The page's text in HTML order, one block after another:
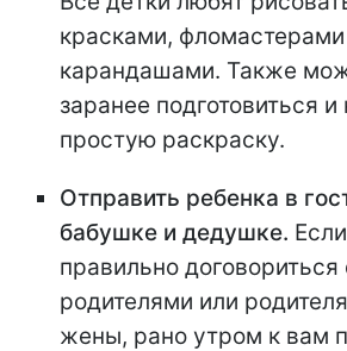
красками,
карандашами. Также
заранее подготовиться и
простую раскраску.
Отправить ребенка в
бабушке и дедушке. Если
правильно
родителями или
жены, рано утром к вам